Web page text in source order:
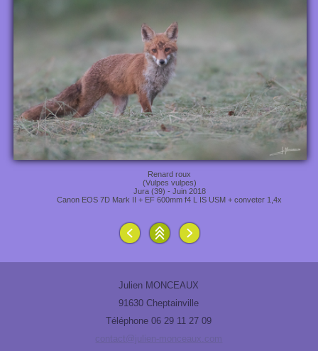
Renard roux
(Vulpes vulpes)
Jura (39) - Juin 2018
Canon EOS 7D Mark II + EF 600mm f4 L IS USM + conveter 1,4x
Julien MONCEAUX
91630 Cheptainville
Téléphone 06 29 11 27 09
contact@julien-monceaux.com